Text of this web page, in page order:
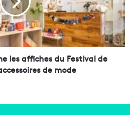
les affiches du Festival de
de mode